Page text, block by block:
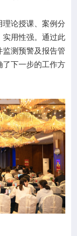
论授课、案例分
实用性强。通过此
监测预警及报告管
了下一步的工作方